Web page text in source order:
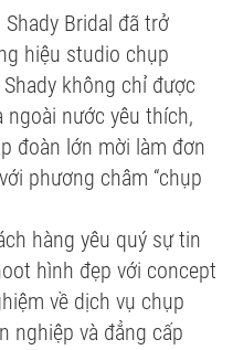
Bridal đã trở
hiệu studio chụp
không chỉ được
nước yêu thích,
đoàn lớn mời làm đơn
phương châm “chụp
hàng yêu quý sự tin
hình đẹp với concept
về dịch vụ chụp
nghiệp và đẳng cấp